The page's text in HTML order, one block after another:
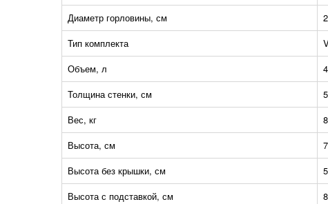
Диаметр горловины, см
Тип комплекта
Объем, л
Толщина стенки, см
Вес, кг
Высота, см
Высота без крышки, см
Высота с подставкой, см